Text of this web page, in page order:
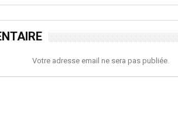
Votre adresse email ne sera pas publiée.